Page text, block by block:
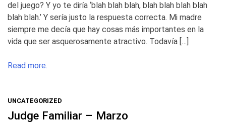
del juego? Y yo te diría ‘blah blah blah, blah blah blah blah
blah blah.’ Y sería justo la respuesta correcta. Mi madre
siempre me decía que hay cosas más importantes en la
vida que ser asquerosamente atractivo. Todavía […]
Read more.
UNCATEGORIZED
Judge Familiar – Marzo